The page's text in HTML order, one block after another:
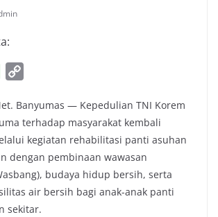
W
a
t
s
A
p
p
p
y
L
i
n
k
Banyumas — Kepedulian TNI Korem
terhadap masyarakat kembali
kegiatan rehabilitasi panti asuhan
dengan pembinaan wawasan
budaya hidup bersih, serta
air bersih bagi anak-anak panti
sekitar.